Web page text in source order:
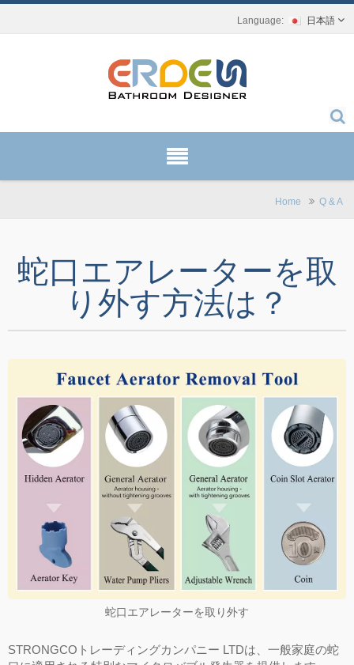
日本語
Home Q & A
蛇口エアレーターを取
り外す方法は？
蛇口エアレーターを取り外す
STRONGCOトレーディングカンパニー LTDは、一般家庭の蛇